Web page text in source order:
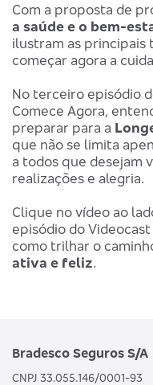
Com a proposta de
a saúde e o bem-
ilustram as principais
começar agora a
No terceiro episódio
Comece Agora,
preparar para a
que não se limita
a todos que desejam
realizações e alegria.
Clique no vídeo ao
episódio do
como trilhar o
ativa e feliz.
Bradesco Seguros S/A
CNPJ 33.055.146/0001-93